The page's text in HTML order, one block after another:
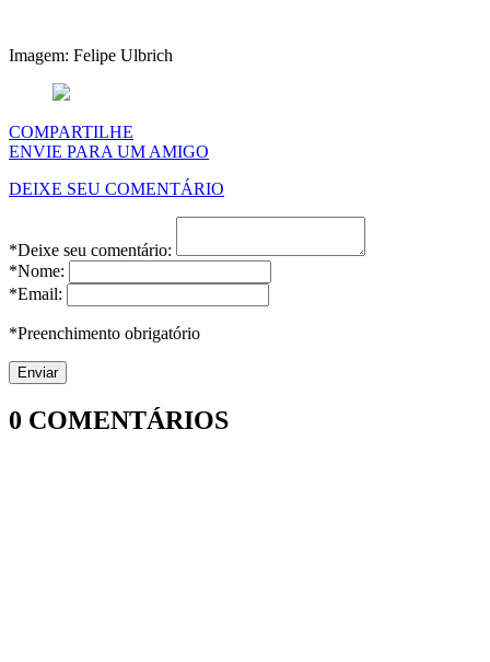
Imagem: Felipe Ulbrich
COMPARTILHE
ENVIE PARA UM AMIGO
DEIXE SEU COMENTÁRIO
*Deixe seu comentário:
*Nome:
*Email:
*Preenchimento obrigatório
0 COMENTÁRIOS